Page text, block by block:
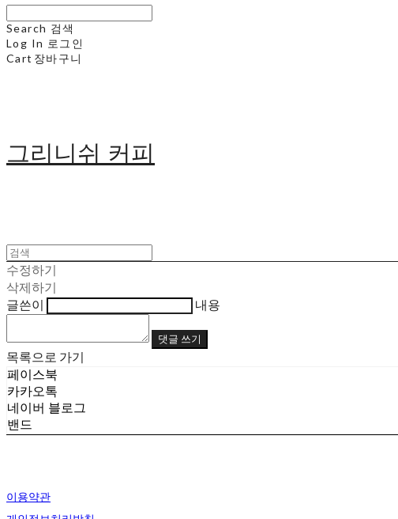
Search 검색
Log In 로그인
Cart 장바구니
그리니쉬 커피
수정하기
삭제하기
글쓴이
내용
댓글 쓰기
목록으로 가기
페이스북
카카오톡
네이버 블로그
밴드
이용약관